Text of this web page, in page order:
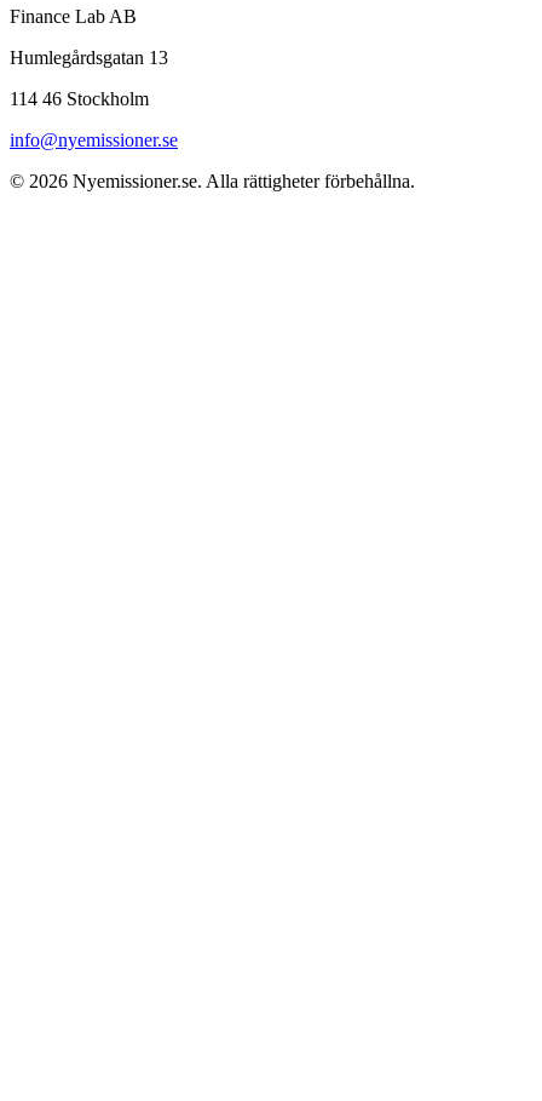
Finance Lab AB
Humlegårdsgatan 13
114 46 Stockholm
info@nyemissioner.se
© 2026 Nyemissioner.se. Alla rättigheter förbehållna.